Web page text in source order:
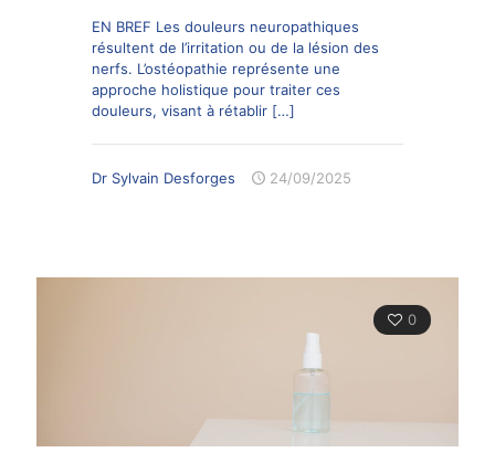
EN BREF Les douleurs neuropathiques
résultent de l’irritation ou de la lésion des
nerfs. L’ostéopathie représente une
approche holistique pour traiter ces
douleurs, visant à rétablir […]
Dr Sylvain Desforges 24/09/2025
0